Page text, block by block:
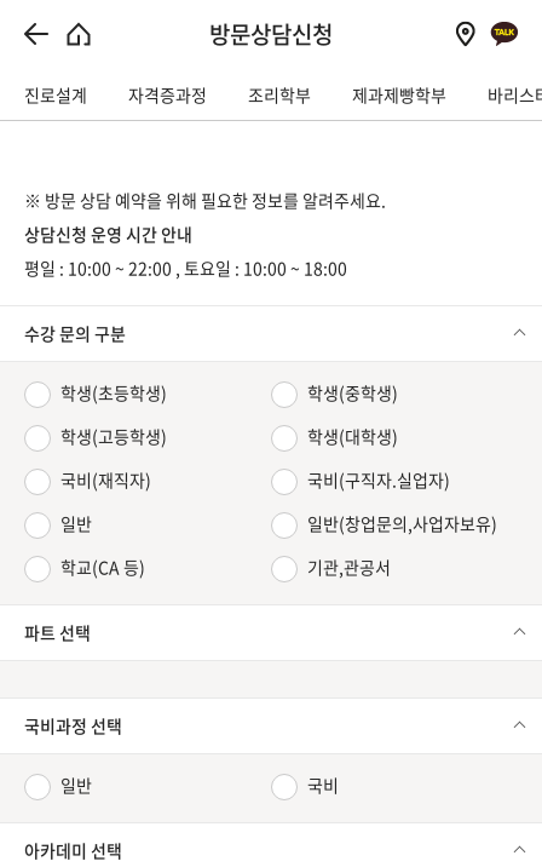
방문상담신청
진로설계 자격증과정 조리학부 제과제빵학부 바리스
※ 방문 상담 예약을 위해 필요한 정보를 알려주세요.
상담신청 운영 시간 안내
평일 : 10:00 ~ 22:00 , 토요일 : 10:00 ~ 18:00
수강 문의 구분
학생(초등학생)
학생(중학생)
학생(고등학생)
학생(대학생)
국비(재직자)
국비(구직자.실업자)
일반
일반(창업문의,사업자보유)
학교(CA 등)
기관,관공서
파트 선택
국비과정 선택
일반 국비
아카데미 선택